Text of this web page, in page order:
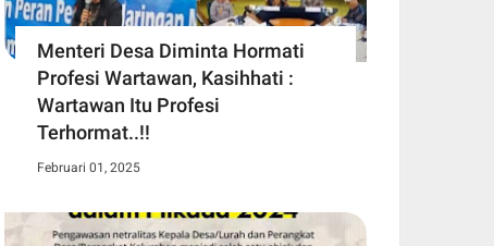
Menteri Desa Diminta Hormati
Profesi Wartawan, Kasihhati :
Wartawan Itu Profesi
Terhormat..!!
Februari 01, 2025